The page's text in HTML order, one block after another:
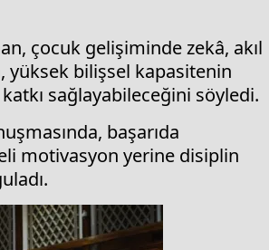
çocuk gelişiminde zekâ, akıl
yüksek bilişsel kapasitenin
sağlayabileceğini söyledi.
başarıda
motivasyon yerine disiplin